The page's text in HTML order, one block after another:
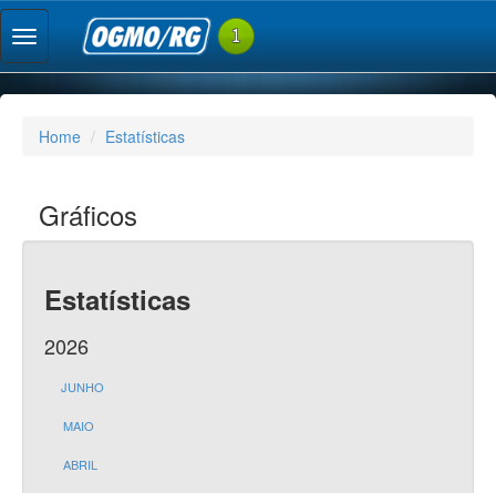
Home Estatísticas
Gráficos
Estatísticas
2026
JUNHO
MAIO
ABRIL